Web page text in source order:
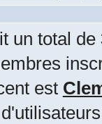
un total de
est